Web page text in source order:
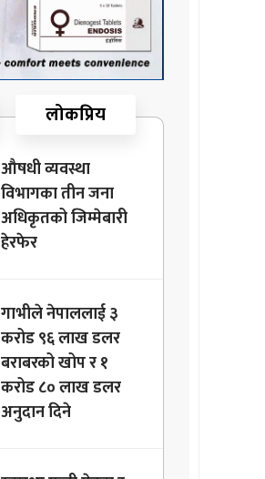
लोकप्रिय
औषधी व्यवस्था
विभागका तीन जना
अधिकृतको जिम्मेबारी
हेरफेर
गाभीले नेपाललाई ३
करोड ९६ लाख डलर
बराबरको खोप र १
करोड ८० लाख डलर
अनुदान दिने